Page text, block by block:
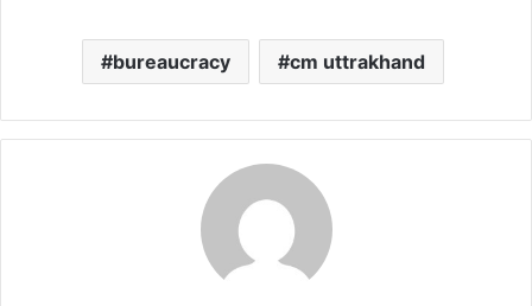
bureaucracy cm uttrakhand